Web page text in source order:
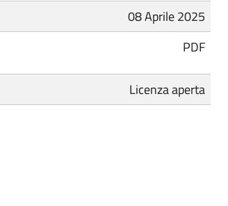
08 Aprile 2025
PDF
Licenza aperta